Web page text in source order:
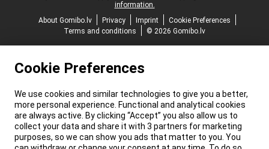
information.
About Gomibo.lv
Privacy Imprint
Cookie Preferences
Terms and conditions
© 2026 Gomibo.lv
Cookie Preferences
We use cookies and similar technologies to give you a better,
more personal experience. Functional and analytical cookies
are always active. By clicking “Accept” you also allow us to
collect your data and share it with 3 partners for marketing
purposes, so we can show you ads that matter to you. You